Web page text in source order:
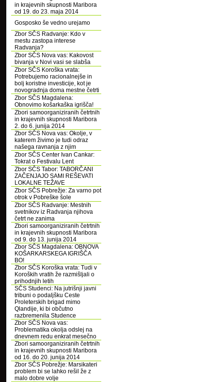
in krajevnih skupnosti Maribora
od 19. do 23. maja 2014
Gosposko še vedno urejamo
Zbor SČS Radvanje: Kdo v
mestu zastopa interese
Radvanja?
Zbor SČS Nova vas: Kakovost
bivanja v Novi vasi se slabša
Zbor SČS Koroška vrata:
Potrebujemo racionalnejše in
bolj koristne investicije, kot je
novogradnja doma mestne četrti
Zbor SČS Magdalena:
Obnovimo košarkaška igrišča!
Zbori samoorganiziranih četrtnih
in krajevnih skupnosti Maribora
2. do 6. junija 2014
Zbor SČS Nova vas: Okolje, v
katerem živimo je tudi odraz
našega ravnanja z njim
Zbor SČS Center Ivan Cankar:
Tokrat o Festivalu Lent
Zbor SČS Tabor: TABORČANI
ZAČENJAJO SAMI REŠEVATI
LOKALNE TEŽAVE
Zbor SČS Pobrežje: Za varno pot
otrok v Pobreške šole
Zbor SČS Radvanje: Mestnih
svetnikov iz Radvanja njihova
četrt ne zanima
Zbori samoorganiziranih četrtnih
in krajevnih skupnosti Maribora
od 9. do 13. junija 2014
Zbor SČS Magdalena: OBNOVA
KOŠARKARSKEGA IGRIŠČA
BO!
Zbor SČS Koroška vrata: Tudi v
Koroških vratih že razmišljali o
prihodnjih letih
SČS Studenci: Na jutrišnji javni
tribuni o podaljšku Ceste
Proleterskih brigad mimo
Qlandije, ki bi občutno
razbremenila Studence
Zbor SČS Nova vas:
Problematika okolja odslej na
dnevnem redu enkrat mesečno
Zbori samoorganiziranih četrtnih
in krajevnih skupnosti Maribora
od 16. do 20. junija 2014
Zbor SČS Pobrežje: Marsikateri
problem bi se lahko rešil že z
malo dobre volje